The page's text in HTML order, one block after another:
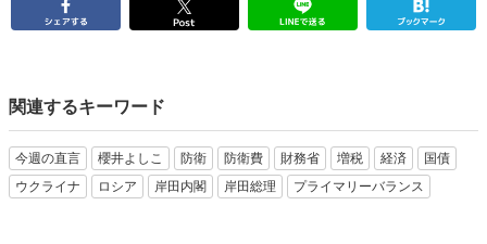
関連するキーワード
今週の直言 櫻井よしこ 防衛 防衛費 財務省 増税 経済
国債
ウクライナ
ロシア 岸田内閣 岸田総理 プライマリーバランス